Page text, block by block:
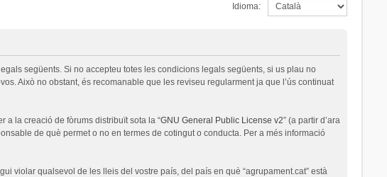
Idioma:
següents. Si no accepteu totes les condicions legals següents, si us plau no
Això no obstant, és recomanable que les reviseu regularment ja que l’ús continuat
a la creació de fòrums distribuït sota la “GNU General Public License v2” (a partir d’ara
de què permet o no en termes de cotingut o conducta. Per a més informació
violar qualsevol de les lleis del vostre país, del país en què “agrupament.cat” està